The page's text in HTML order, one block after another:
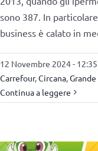
sono 387. In
business è calato in
12 Novembre 2024 - 12:35
Carrefour,Circana,
Continua a leggere